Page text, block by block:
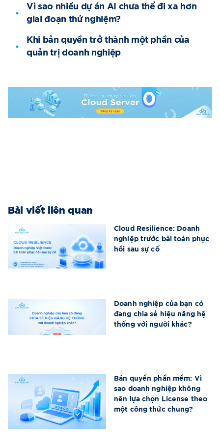
Vì sao nhiều dự án AI chưa thể đi xa hơn
giai đoạn thử nghiệm?
Khi bản quyền trở thành một phần của
quản trị doanh nghiệp
Bài viết liên quan
Cloud Resilience: Doanh
nghiệp trước bài toán phục
hồi sau sự cố
Doanh nghiệp của bạn có
đang chia sẻ hiệu năng hệ
thống với người khác?
Bản quyền phần mềm: Vì
sao doanh nghiệp không
nên lựa chọn License theo
một công thức chung?